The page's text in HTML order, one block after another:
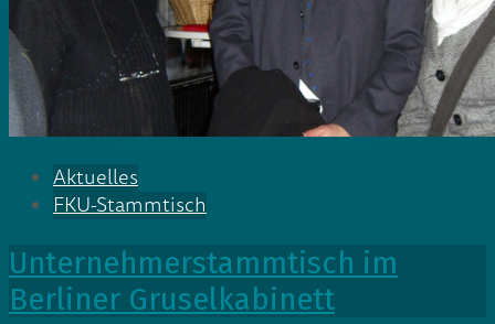
Aktuelles
FKU-Stammtisch
Unternehmerstammtisch im
Berliner Gruselkabinett